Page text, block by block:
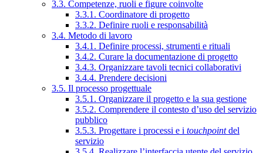
3.3. Competenze, ruoli e figure coinvolte
3.3.1. Coordinatore di progetto
3.3.2. Definire ruoli e responsabilità
3.4. Metodo di lavoro
3.4.1. Definire processi, strumenti e rituali
3.4.2. Curare la documentazione di progetto
3.4.3. Organizzare tavoli tecnici collaborativi
3.4.4. Prendere decisioni
3.5. Il processo progettuale
3.5.1. Organizzare il progetto e la sua gestione
3.5.2. Comprendere il contesto d’uso del servizio
pubblico
3.5.3. Progettare i processi e i touchpointdel
servizio